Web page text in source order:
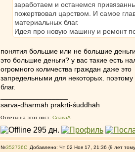
заработаем и останемся
пожертвовал царством. И самое
материальных благ.
Идея про новую машину и ремонт
понятия большие или не большие
это большие деньги? у вас такие есть
огромного количества граждан даже
запредельными для некоторых.
благ.
sarva-dharmāḥ prakṛti-śuddhāḥ
Ответы на этот пост: СлаваА
№352736 Добавлено: Чт 02 Ноя 17, 21:36 (9 лет